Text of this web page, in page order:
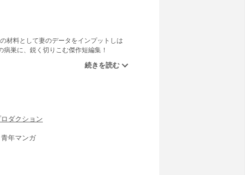
材料として妻のデータをインプットしは
巣に、鋭く切りこむ傑作短編集！
ダクション
年マンガ